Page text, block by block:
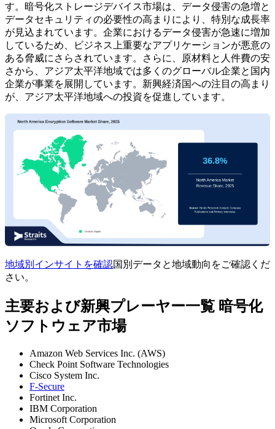
す。暗号化ストレージデバイス市場は、データ侵害の急増と
データセキュリティの必要性の高まりにより、特別な成長率
が見込まれています。企業におけるデータ侵害が急速に増加
しているため、ビジネス上重要なアプリケーションが悪意の
ある脅威にさらされています。さらに、原材料と人件費の安
さから、アジア太平洋地域では多くのグローバル企業と国内
企業が事業を展開しています。新興経済国への注目の高まり
が、アジア太平洋地域への投資を促進しています。
地域別インサイトを確認国別データと地域動向をご確認くだ
さい。
主要および新興プレーヤー一覧 暗号化
ソフトウェア市場
Amazon Web Services Inc. (AWS)
Check Point Software Technologies
Cisco System Inc.
F-Secure
Fortinet Inc.
IBM Corporation
Microsoft Corporation